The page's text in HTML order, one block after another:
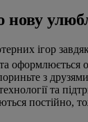
нову
ігор
оформлюється
з
та
постійно,